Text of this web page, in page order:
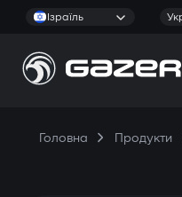
Ізраїль
Головна Продукти